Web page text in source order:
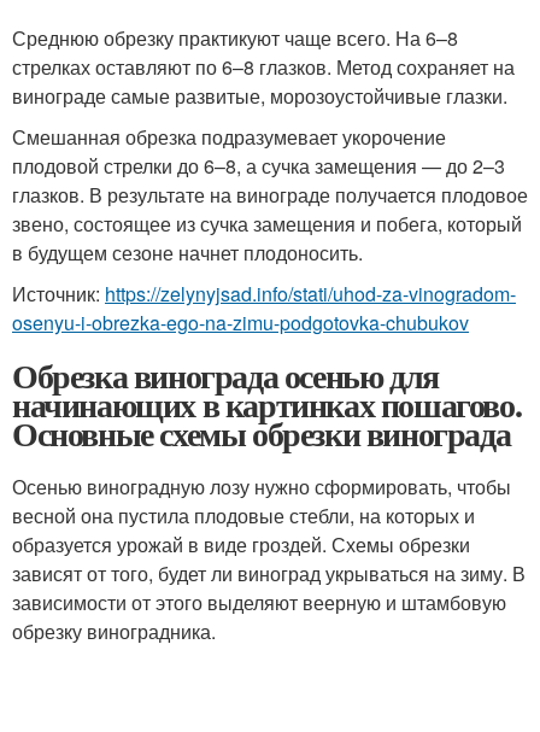
Среднюю обрезку практикуют чаще всего. На 6–8
стрелках оставляют по 6–8 глазков. Метод сохраняет на
винограде самые развитые, морозоустойчивые глазки.
Смешанная обрезка подразумевает укорочение
плодовой стрелки до 6–8, а сучка замещения — до 2–3
глазков. В результате на винограде получается плодовое
звено, состоящее из сучка замещения и побега, который
в будущем сезоне начнет плодоносить.
Источник: https://zelynyjsad.info/stati/uhod-za-vinogradom-
osenyu-i-obrezka-ego-na-zimu-podgotovka-chubukov
Обрезка винограда осенью для
начинающих в картинках пошагово.
Основные схемы обрезки винограда
Осенью виноградную лозу нужно сформировать, чтобы
весной она пустила плодовые стебли, на которых и
образуется урожай в виде гроздей. Схемы обрезки
зависят от того, будет ли виноград укрываться на зиму. В
зависимости от этого выделяют веерную и штамбовую
обрезку виноградника.